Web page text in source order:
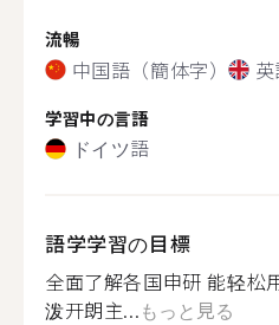
流暢
中国語（簡体字）
学習中の言語
ドイツ語
語学学習の目標
全面了解各国申研 能轻松
泼开朗主...もっと見る